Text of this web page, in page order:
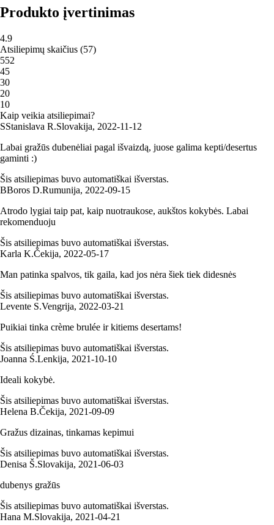
Produkto įvertinimas
4.9
Atsiliepimų skaičius (57)
552
45
30
20
10
Kaip veikia atsiliepimai?
SStanislava R.Slovakija, 2022‑11‑12
Labai gražūs dubenėliai pagal išvaizdą, juose galima kepti/desertus
gaminti :)
Šis atsiliepimas buvo automatiškai išverstas.
BBoros D.Rumunija, 2022‑09‑15
Atrodo lygiai taip pat, kaip nuotraukose, aukštos kokybės. Labai
rekomenduoju
Šis atsiliepimas buvo automatiškai išverstas.
Karla K.Čekija, 2022‑05‑17
Man patinka spalvos, tik gaila, kad jos nėra šiek tiek didesnės
Šis atsiliepimas buvo automatiškai išverstas.
Levente S.Vengrija, 2022‑03‑21
Puikiai tinka crème brulée ir kitiems desertams!
Šis atsiliepimas buvo automatiškai išverstas.
Joanna Ś.Lenkija, 2021‑10‑10
Ideali kokybė.
Šis atsiliepimas buvo automatiškai išverstas.
Helena B.Čekija, 2021‑09‑09
Gražus dizainas, tinkamas kepimui
Šis atsiliepimas buvo automatiškai išverstas.
Denisa Š.Slovakija, 2021‑06‑03
dubenys gražūs
Šis atsiliepimas buvo automatiškai išverstas.
Hana M.Slovakija, 2021‑04‑21